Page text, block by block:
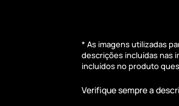
* As imagens utilizadas
descrições incluídas nas
incluídos no produto
Verifique sempre a